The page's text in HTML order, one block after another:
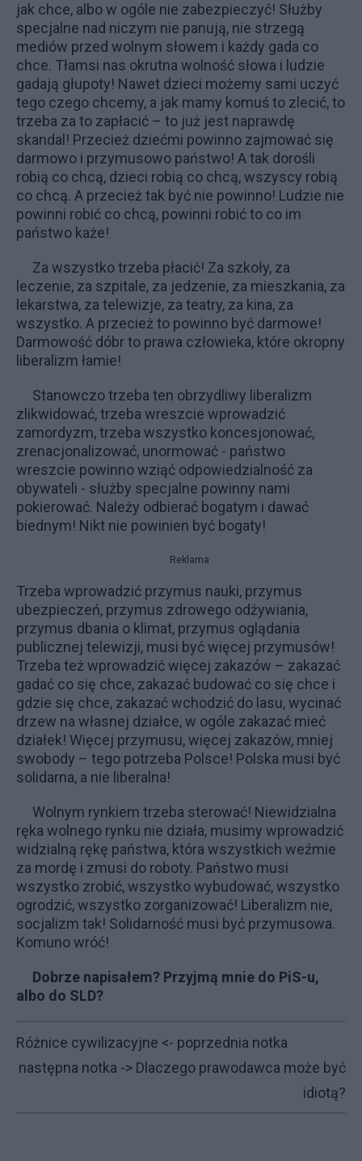
jak chce, albo w ogóle nie zabezpieczyć! Służby
specjalne nad niczym nie panują, nie strzegą
mediów przed wolnym słowem i każdy gada co
chce. Tłamsi nas okrutna wolność słowa i ludzie
gadają głupoty! Nawet dzieci możemy sami uczyć
tego czego chcemy, a jak mamy komuś to zlecić, to
trzeba za to zapłacić – to już jest naprawdę
skandal! Przecież dziećmi powinno zajmować się
darmowo i przymusowo państwo! A tak dorośli
robią co chcą, dzieci robią co chcą, wszyscy robią
co chcą. A przecież tak być nie powinno! Ludzie nie
powinni robić co chcą, powinni robić to co im
państwo każe!
Za wszystko trzeba płacić! Za szkoły, za
leczenie, za szpitale, za jedzenie, za mieszkania, za
lekarstwa, za telewizje, za teatry, za kina, za
wszystko. A przecież to powinno być darmowe!
Darmowość dóbr to prawa człowieka, które okropny
liberalizm łamie!
Stanowczo trzeba ten obrzydliwy liberalizm
zlikwidować, trzeba wreszcie wprowadzić
zamordyzm, trzeba wszystko koncesjonować,
zrenacjonalizować, unormować - państwo
wreszcie powinno wziąć odpowiedzialność za
obywateli - służby specjalne powinny nami
pokierować. Należy odbierać bogatym i dawać
biednym! Nikt nie powinien być bogaty!
Reklama
Trzeba wprowadzić przymus nauki, przymus
ubezpieczeń, przymus zdrowego odżywiania,
przymus dbania o klimat, przymus oglądania
publicznej telewizji, musi być więcej przymusów!
Trzeba też wprowadzić więcej zakazów – zakazać
gadać co się chce, zakazać budować co się chce i
gdzie się chce, zakazać wchodzić do lasu, wycinać
drzew na własnej działce, w ogóle zakazać mieć
działek! Więcej przymusu, więcej zakazów, mniej
swobody – tego potrzeba Polsce! Polska musi być
solidarna, a nie liberalna!
Wolnym rynkiem trzeba sterować! Niewidzialna
ręka wolnego rynku nie działa, musimy wprowadzić
widzialną rękę państwa, która wszystkich weźmie
za mordę i zmusi do roboty. Państwo musi
wszystko zrobić, wszystko wybudować, wszystko
ogrodzić, wszystko zorganizować! Liberalizm nie,
socjalizm tak! Solidarność musi być przymusowa.
Komuno wróć!
Dobrze napisałem? Przyjmą mnie do PiS-u,
albo do SLD?
Różnice cywilizacyjne <- poprzednia notka
następna notka -> Dlaczego prawodawca może być
idiotą?